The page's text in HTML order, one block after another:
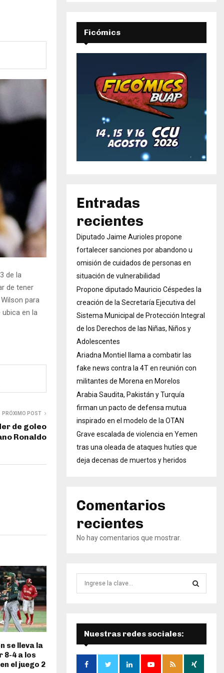
de la
de tener
para
en la
PRÓXIMO POST
de goleo
Ronaldo
se lleva la
8-4 a los
el juego 2
Ficómics
Entradas
recientes
Diputado Jaime Aurioles propone
fortalecer sanciones por abandono u
omisión de cuidados de personas en
situación de vulnerabilidad
Propone diputado Mauricio Céspedes la
creación de la Secretaría Ejecutiva del
Sistema Municipal de Protección Integral
de los Derechos de las Niñas, Niños y
Adolescentes
Ariadna Montiel llama a combatir las
fake news contra la 4T en reunión con
militantes de Morena en Morelos
Arabia Saudita, Pakistán y Turquía
firman un pacto de defensa mutua
inspirado en el modelo de la OTAN
Grave escalada de violencia en Yemen
tras una oleada de ataques hutíes que
deja decenas de muertos y heridos
Comentarios
recientes
No hay comentarios que mostrar.
Ú
S
Q
Nuestras redes sociales: